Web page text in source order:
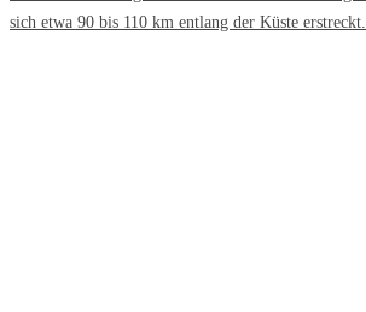
sich etwa 90 bis 110 km entlang der Küste erstreckt.